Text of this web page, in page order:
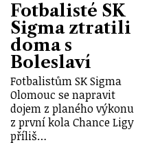
Fotbalisté SK
Sigma ztratili
doma s
Boleslaví
Fotbalistům SK Sigma
Olomouc se napravit
dojem z planého výkonu
z první kola Chance Ligy
příliš…